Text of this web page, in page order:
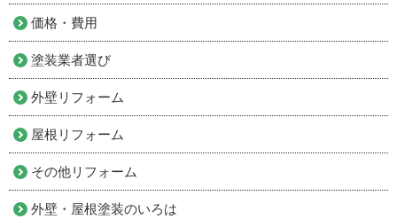
価格・費用
塗装業者選び
外壁リフォーム
屋根リフォーム
その他リフォーム
外壁・屋根塗装のいろは